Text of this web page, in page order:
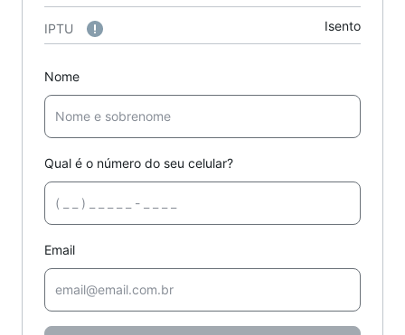
IPTU Isento
Nome
Qual é o número do seu celular?
Email